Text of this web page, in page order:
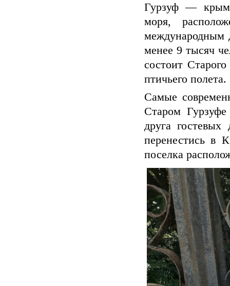
Гурзуф —
моря,
международным
менее 9 тысяч
состоит
птичьего полета.
Самые
Старом
друга гостевых
перенестись в
поселка